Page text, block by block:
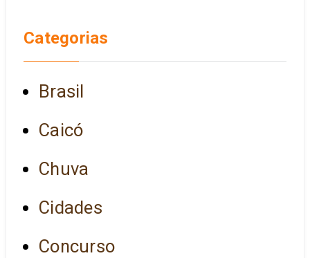
Categorias
Brasil
Caicó
Chuva
Cidades
Concurso